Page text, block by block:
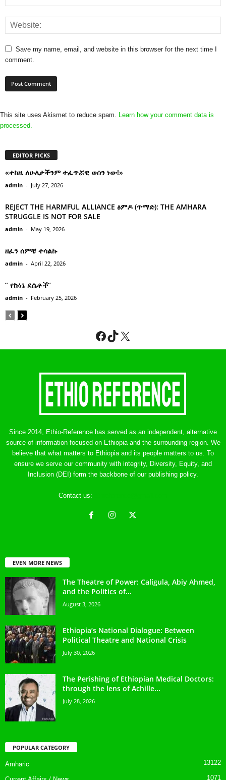
Save my name, email, and website in this browser for the next time I
comment.
This site uses Akismet to reduce spam. Learn how your comment data is
processed.
EDITOR PICKS
«ተከዜ ለሁለታችንም ተፈጥሯዊ ወሰን ነው!»
admin - July 27, 2026
REJECT THE HARMFUL ALLIANCE ፅምዶ (ጥማድ): THE AMHARA
STRUGGLE IS NOT FOR SALE
admin - May 19, 2026
ዘፈን ሰምቼ ተሳልኩ
admin - April 22, 2026
” የኩነኔ ደሴቶች’’
admin - February 25, 2026
Facebook
TikTok
X
Since 2014, Ethio-Reference has served as an independent, alternative
source of information focused on Ethiopia and the surrounding region. We
believe that what matters to Ethiopia and its people matters to us. To
ensure we serve our community with integrity, Diversity, Equity, and
Inclusion (DEI) form the backbone of our publishing policy.
Contact us:
EVEN MORE NEWS
The Theatre of Power: Caligula, Abiy Ahmed,
and the Politics of...
August 3, 2026
Ethiopia’s National Dialogue: Between
Political Theatre and National Crisis
July 30, 2026
The Perishing of Ethiopian Medical Doctors:
through the lens of Achille...
July 28, 2026
POPULAR CATEGORY
Amharic 13122
1071